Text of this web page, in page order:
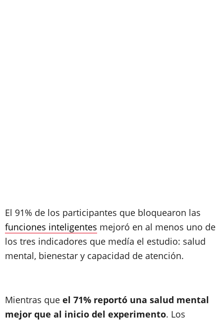
El 91% de los participantes que bloquearon las
funciones inteligentes mejoró en al menos uno de
los tres indicadores que medía el estudio: salud
mental, bienestar y capacidad de atención.
Mientras que el 71% reportó una salud mental
mejor que al inicio del experimento. Los